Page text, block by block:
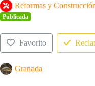
Reformas y
Publicada
Favorito
Granada